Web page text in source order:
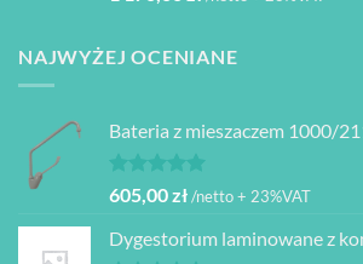
na 5
NAJWYŻEJ OCENIANE
Bateria z mieszaczem 1000/
Oceniono
na 5
605,00zł/netto + 23%VAT
Dygestorium laminowane z